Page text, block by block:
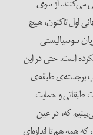
از سوی
تاکنون، هیچ
است. حتی در این
طبقه‌ی
و حمایت
که، در عین
هم تا اندازه‌ای